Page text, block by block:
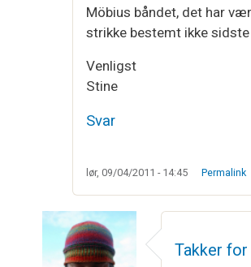
Möbius båndet, det har
strikke bestemt ikke sidste
Venligst
Stine
Svar
lør, 09/04/2011 - 14:45 Permalink
Takker